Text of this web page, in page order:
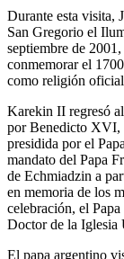
Durante esta visita,
San Gregorio el
septiembre de
conmemorar el
como religión
Karekin II regresó
por Benedicto XVI,
presidida por el
mandato del Papa
de Echmiadzin a
en memoria de los
celebración, el
Doctor de la Iglesia
El papa argentino